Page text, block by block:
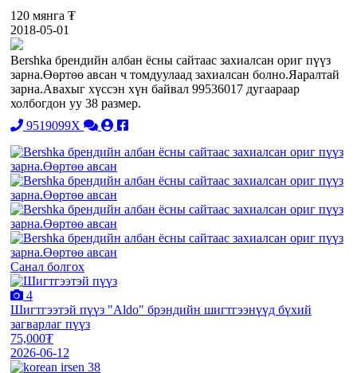
120 мянга ₮
2018-05-01
Bershka брендийн албан ёсны сайтаас захиалсан ориг пүүз
зарна.Өөртөө авсан ч томдуулаад захиалсан болно.Яаралтай
зарна.Авахыг хүссэн хүн байвал 99536017 дугаараар
холбогдон уу 38 размер.
9519099X
Санал болгох
4
Шигтгээтэй пүүз "Aldo" брэндийн шигтгээнүүд бүхий
загварлаг пүүз
75,000₮
2026-06-12